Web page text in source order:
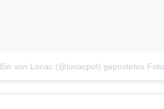
Ein von Lonac (@lonacpot) gepostetes Foto